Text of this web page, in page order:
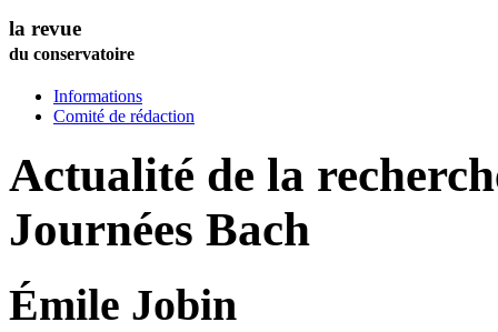
la revue
du conservatoire
Informations
Comité de rédaction
Actualité de la
Journées Bach
Émile Jobin